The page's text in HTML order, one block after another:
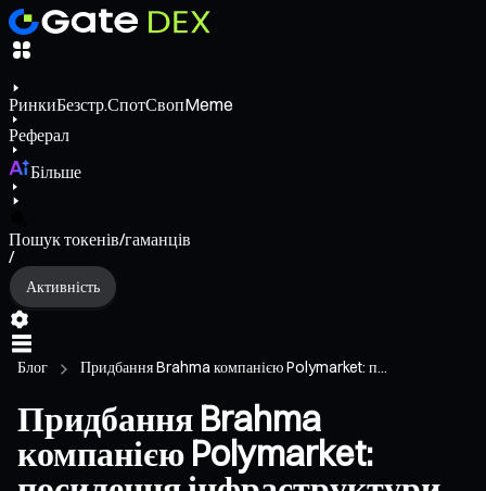
РинкиБезстр.СпотСвопMeme
Реферал
Більше
Пошук токенів/гаманців
/
Активність
Блог Придбання Brahma компанією Polymarket: п...
Придбання Brahma
компанією Polymarket: